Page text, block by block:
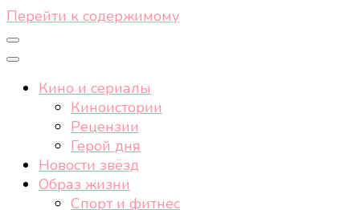
Перейти к содержимому
Кино и сериалы
Киноистории
Рецензии
Герой дня
Новости звёзд
Образ жизни
Спорт и фитнес